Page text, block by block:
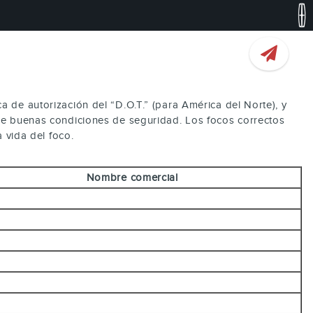
autorización del “D.O.T.” (para América del Norte), y
buenas condiciones de seguridad. Los focos correctos
vida del foco.
Nombre comercial